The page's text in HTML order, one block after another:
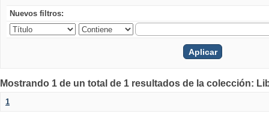
Nuevos filtros:
Mostrando 1 de un total de 1 resultados de la colección:
1